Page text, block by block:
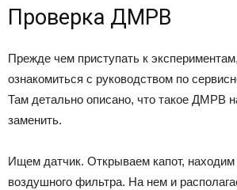
Проверка ДМРВ
Прежде чем приступать к
ознакомиться с руководством по
Там детально описано, что такое ДМРВ
заменить.
Ищем датчик. Открываем капот, находим
воздушного фильтра. На нем и